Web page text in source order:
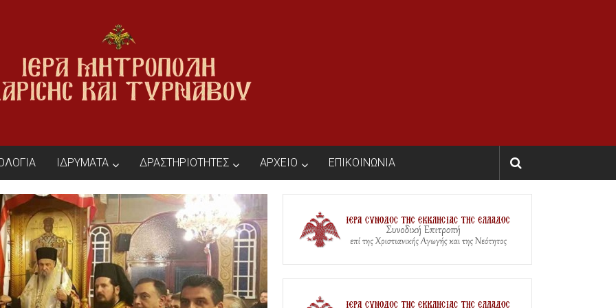
ΙΔΡΥΜΑΤΑ ΔΡΑΣΤΗΡΙΟΤΗΤΕΣ ΑΡΧΕΙΟ ΕΠΙΚΟΙΝΩΝΙΑ